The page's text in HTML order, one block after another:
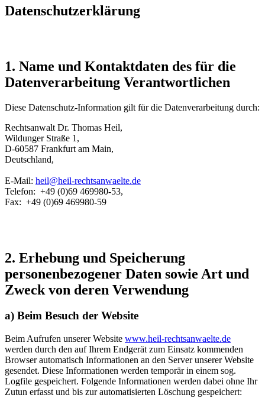
Datenschutzerklärung
1. Name und Kontaktdaten des für die
Datenverarbeitung Verantwortlichen
Diese Datenschutz-Information gilt für die Datenverarbeitung durch:
Rechtsanwalt Dr. Thomas Heil,
Wildunger Straße 1,
D-60587 Frankfurt am Main,
Deutschland,
E-Mail: heil@heil-rechtsanwaelte.de
Telefon: +49 (0)69 469980-53,
Fax: +49 (0)69 469980-59
2. Erhebung und Speicherung
personenbezogener Daten sowie Art und
Zweck von deren Verwendung
a) Beim Besuch der Website
Beim Aufrufen unserer Website www.heil-rechtsanwaelte.de
werden durch den auf Ihrem Endgerät zum Einsatz kommenden
Browser automatisch Informationen an den Server unserer Website
gesendet. Diese Informationen werden temporär in einem sog.
Logfile gespeichert. Folgende Informationen werden dabei ohne Ihr
Zutun erfasst und bis zur automatisierten Löschung gespeichert: